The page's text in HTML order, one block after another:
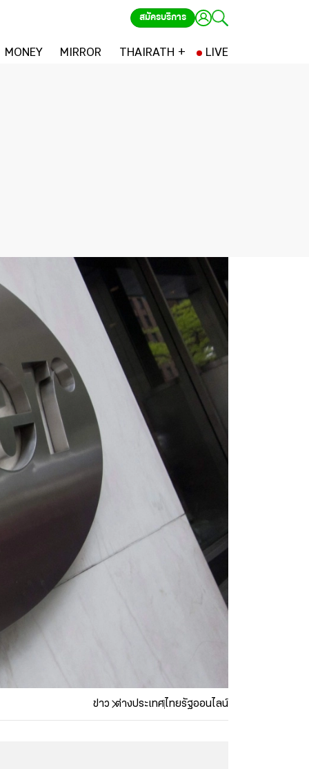
สมัครบริการ
MONEY MIRROR THAIRATH + LIVE
ข่าว ต่างประเทศไทยรัฐออนไลน์